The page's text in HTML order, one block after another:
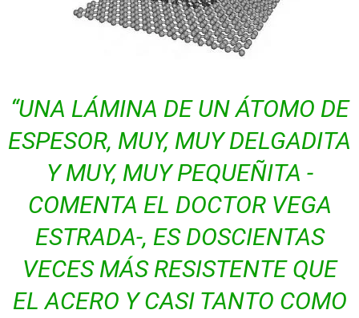
“UNA LÁMINA DE UN ÁTOMO DE
ESPESOR, MUY, MUY DELGADITA
Y MUY, MUY PEQUEÑITA -
COMENTA EL DOCTOR VEGA
ESTRADA-, ES DOSCIENTAS
VECES MÁS RESISTENTE QUE
EL ACERO Y CASI TANTO COMO